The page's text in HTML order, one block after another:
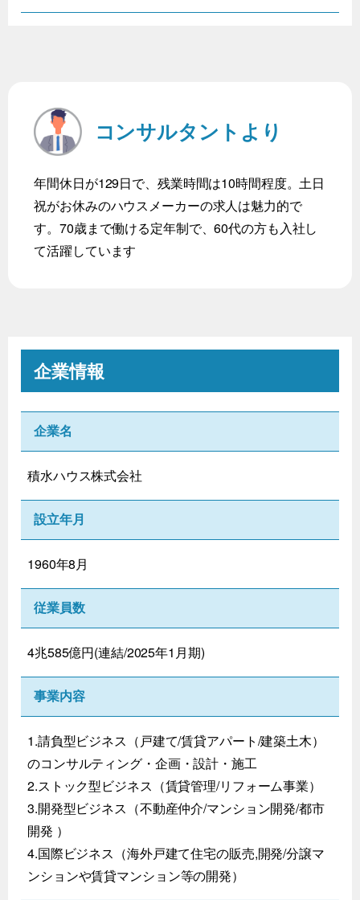
コンサルタントより
年間休日が129日で、残業時間は10時間程度。土日
祝がお休みのハウスメーカーの求人は魅力的で
す。70歳まで働ける定年制で、60代の方も入社し
て活躍しています
企業情報
企業名
積水ハウス株式会社
設立年月
1960年8月
従業員数
4兆585億円(連結/2025年1月期)
事業内容
1.請負型ビジネス（戸建て/賃貸アパート/建築土木）
のコンサルティング・企画・設計・施工
2.ストック型ビジネス（賃貸管理/リフォーム事業）
3.開発型ビジネス（不動産仲介/マンション開発/都市
開発 ）
4.国際ビジネス（海外戸建て住宅の販売,開発/分譲マ
ンションや賃貸マンション等の開発）